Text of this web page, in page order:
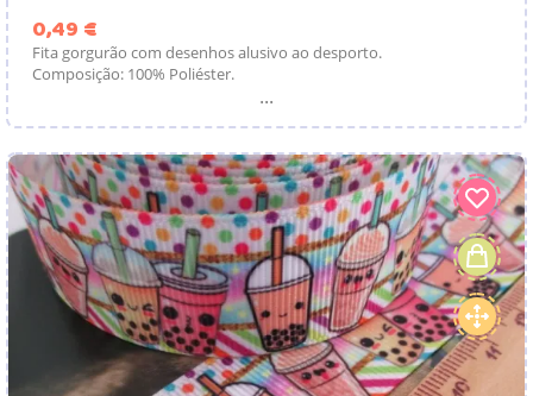
0,49 €
Fita gorgurão com desenhos alusivo ao desporto.
Composição: 100% Poliéster.
...